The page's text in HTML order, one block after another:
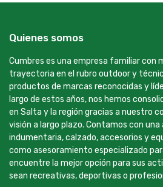
Quienes somos
Cumbres es una empresa familiar con
trayectoria en el rubro outdoor y
productos de marcas reconocidas y
largo de estos años, nos hemos
en Salta y la región gracias a nuestro
visión a largo plazo. Contamos con una
indumentaria, calzado, accesorios y
como asesoramiento especializado
encuentre la mejor opción para sus
sean recreativas, deportivas o